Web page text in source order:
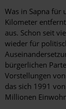
Was in Sapna für
Kilometer
aus. Schon seit
wieder für
bürgerlichen
Vorstellungen
das sich 1991
Millionen